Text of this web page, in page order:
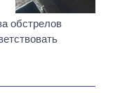
обстрелов